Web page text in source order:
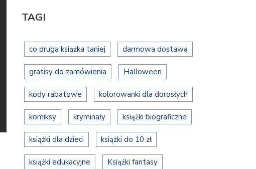
TAGI
co druga książka taniej darmowa dostawa
gratisy do zamówienia Halloween
kody rabatowe kolorowanki dla dorosłych
komiksy kryminały książki biograficzne
książki dla dzieci książki do 10 zł
książki edukacyjne Książki fantasy